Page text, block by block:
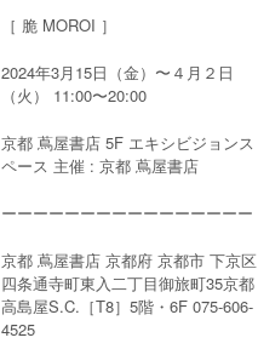
［ 脆 MOROI ］
2024年3月15日（金）〜４月２日
（火） 11:00〜20:00
京都 蔦屋書店 5F エキシビジョンス
ペース 主催 : 京都 蔦屋書店
ーーーーーーーーーーーーーーーー
京都 蔦屋書店 京都府 京都市 下京区
四条通寺町東入二丁目御旅町35京都
高島屋S.C.［T8］5階・6F 075-606-
4525